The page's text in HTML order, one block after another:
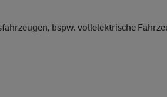
bspw. vollelektrische